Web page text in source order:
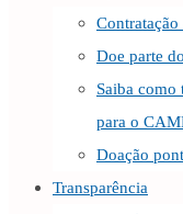
Doe parte
Saiba como
para o
Doação
Transparência